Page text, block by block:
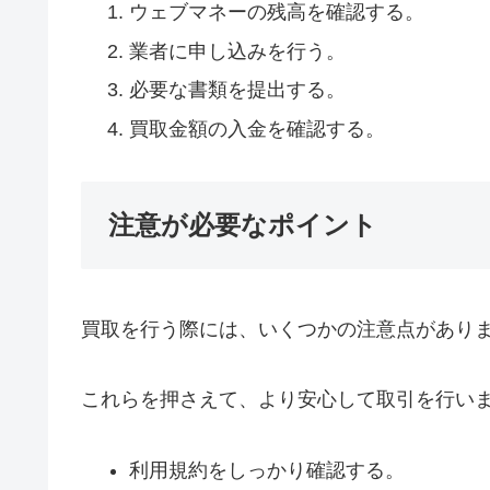
ウェブマネーの残高を確認する。
業者に申し込みを行う。
必要な書類を提出する。
買取金額の入金を確認する。
注意が必要なポイント
買取を行う際には、いくつかの注意点がありま
これらを押さえて、より安心して取引を行い
利用規約をしっかり確認する。